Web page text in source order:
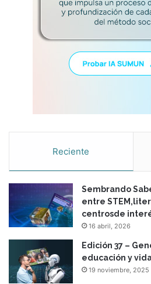
Reciente
Sembrando
entre
centrosde
16 abril, 2026
Edición 37 –
educación y
19 noviembre, 2025